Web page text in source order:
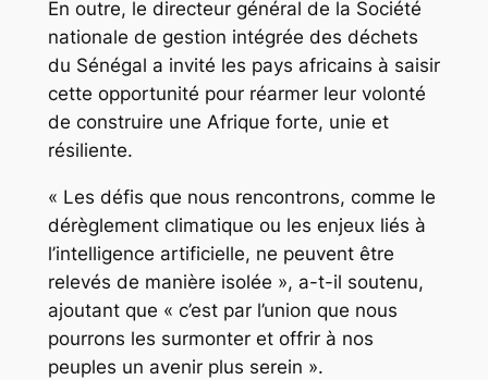
En outre, le directeur général de la Société
nationale de gestion intégrée des déchets
du Sénégal a invité les pays africains à saisir
cette opportunité pour réarmer leur volonté
de construire une Afrique forte, unie et
résiliente.
« Les défis que nous rencontrons, comme le
dérèglement climatique ou les enjeux liés à
l’intelligence artificielle, ne peuvent être
relevés de manière isolée », a-t-il soutenu,
ajoutant que « c’est par l’union que nous
pourrons les surmonter et offrir à nos
peuples un avenir plus serein ».